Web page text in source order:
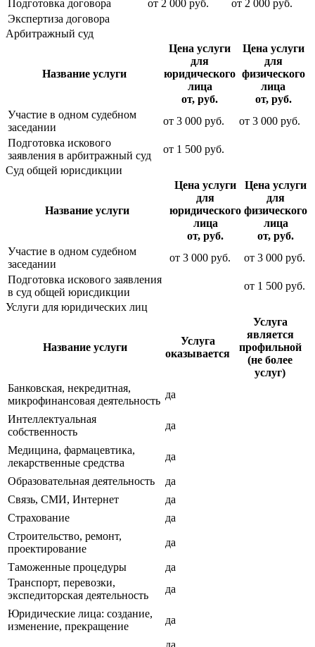
Подготовка договора от 2 000 руб. от 2 000 руб.
Экспертиза договора
Арбитражный суд
Название услуги
Цена услуги
для
юридического
лица
от, руб.
Цена услуги
для
физического
лица
от, руб.
Участие в одном судебном
заседании
от 3 000 руб. от 3 000 руб.
Подготовка искового
заявления в арбитражный суд
от 1 500 руб.
Суд общей юрисдикции
Название услуги
Цена услуги
для
юридического
лица
от, руб.
Цена услуги
для
физического
лица
от, руб.
Участие в одном судебном
заседании
от 3 000 руб. от 3 000 руб.
Подготовка искового заявления
в суд общей юрисдикции
от 1 500 руб.
Услуги для юридических лиц
Название услуги
Услуга
оказывается
Услуга
является
профильной
(не более
услуг)
Банковская, некредитная,
микрофинансовая деятельность
да
Интеллектуальная
собственность
да
Медицина, фармацевтика,
лекарственные средства
да
Образовательная деятельность
да
Связь, СМИ, Интернет
да
Страхование
да
Строительство, ремонт,
проектирование
да
Таможенные процедуры
да
Транспорт, перевозки,
экспедиторская деятельность
да
Юридические лица: создание,
изменение, прекращение
да
да